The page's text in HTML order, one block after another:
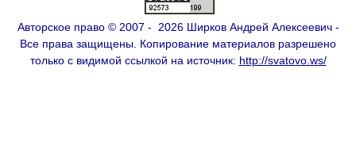
Авторское право © 2007 - 2026 Ширков Андрей Алексеевич -
Все права защищены. Копирование материалов разрешено
только с видимой ссылкой на источник: http://svatovo.ws/